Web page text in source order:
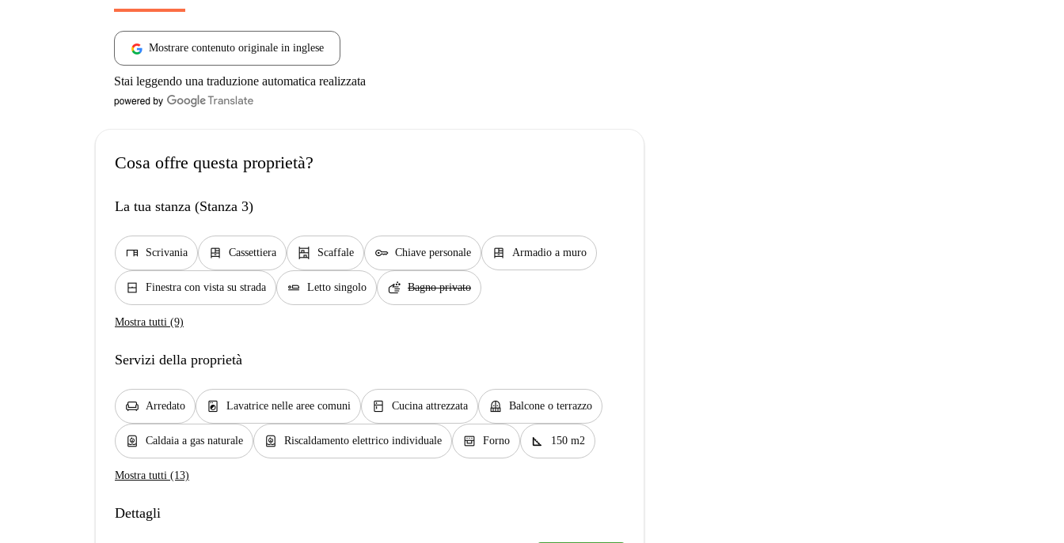
Mostrare contenuto originale in inglese
Stai leggendo una traduzione automatica realizzata
Cosa offre questa proprietà?
La tua stanza (Stanza 3)
desk Scrivania dresser Cassettiera shelves Scaffale key Chiave personale dresser Armadio a muro
window_closed Finestra con vista su strada airline_seat_flat Letto singolo soap Bagno privato
Mostra tutti (9)
Servizi della proprietà
chair Arredato local_laundry_service Lavatrice nelle aree comuni kitchen Cucina attrezzata balcony Balcone o terrazzo
water_heater Caldaia a gas naturale water_heater Riscaldamento elettrico individuale oven_gen Forno square_foot 150 m2
Mostra tutti (13)
Dettagli